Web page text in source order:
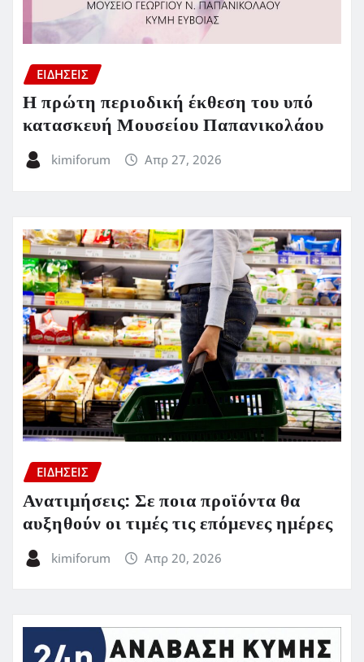
ΕΙΔΗΣΕΙΣ
Η πρώτη περιοδική έκθεση του υπό
κατασκευή Μουσείου Παπανικολάου
kimiforum Απρ 27, 2026
ΕΙΔΗΣΕΙΣ
Ανατιμήσεις: Σε ποια προϊόντα θα
αυξηθούν οι τιμές τις επόμενες ημέρες
kimiforum Απρ 20, 2026